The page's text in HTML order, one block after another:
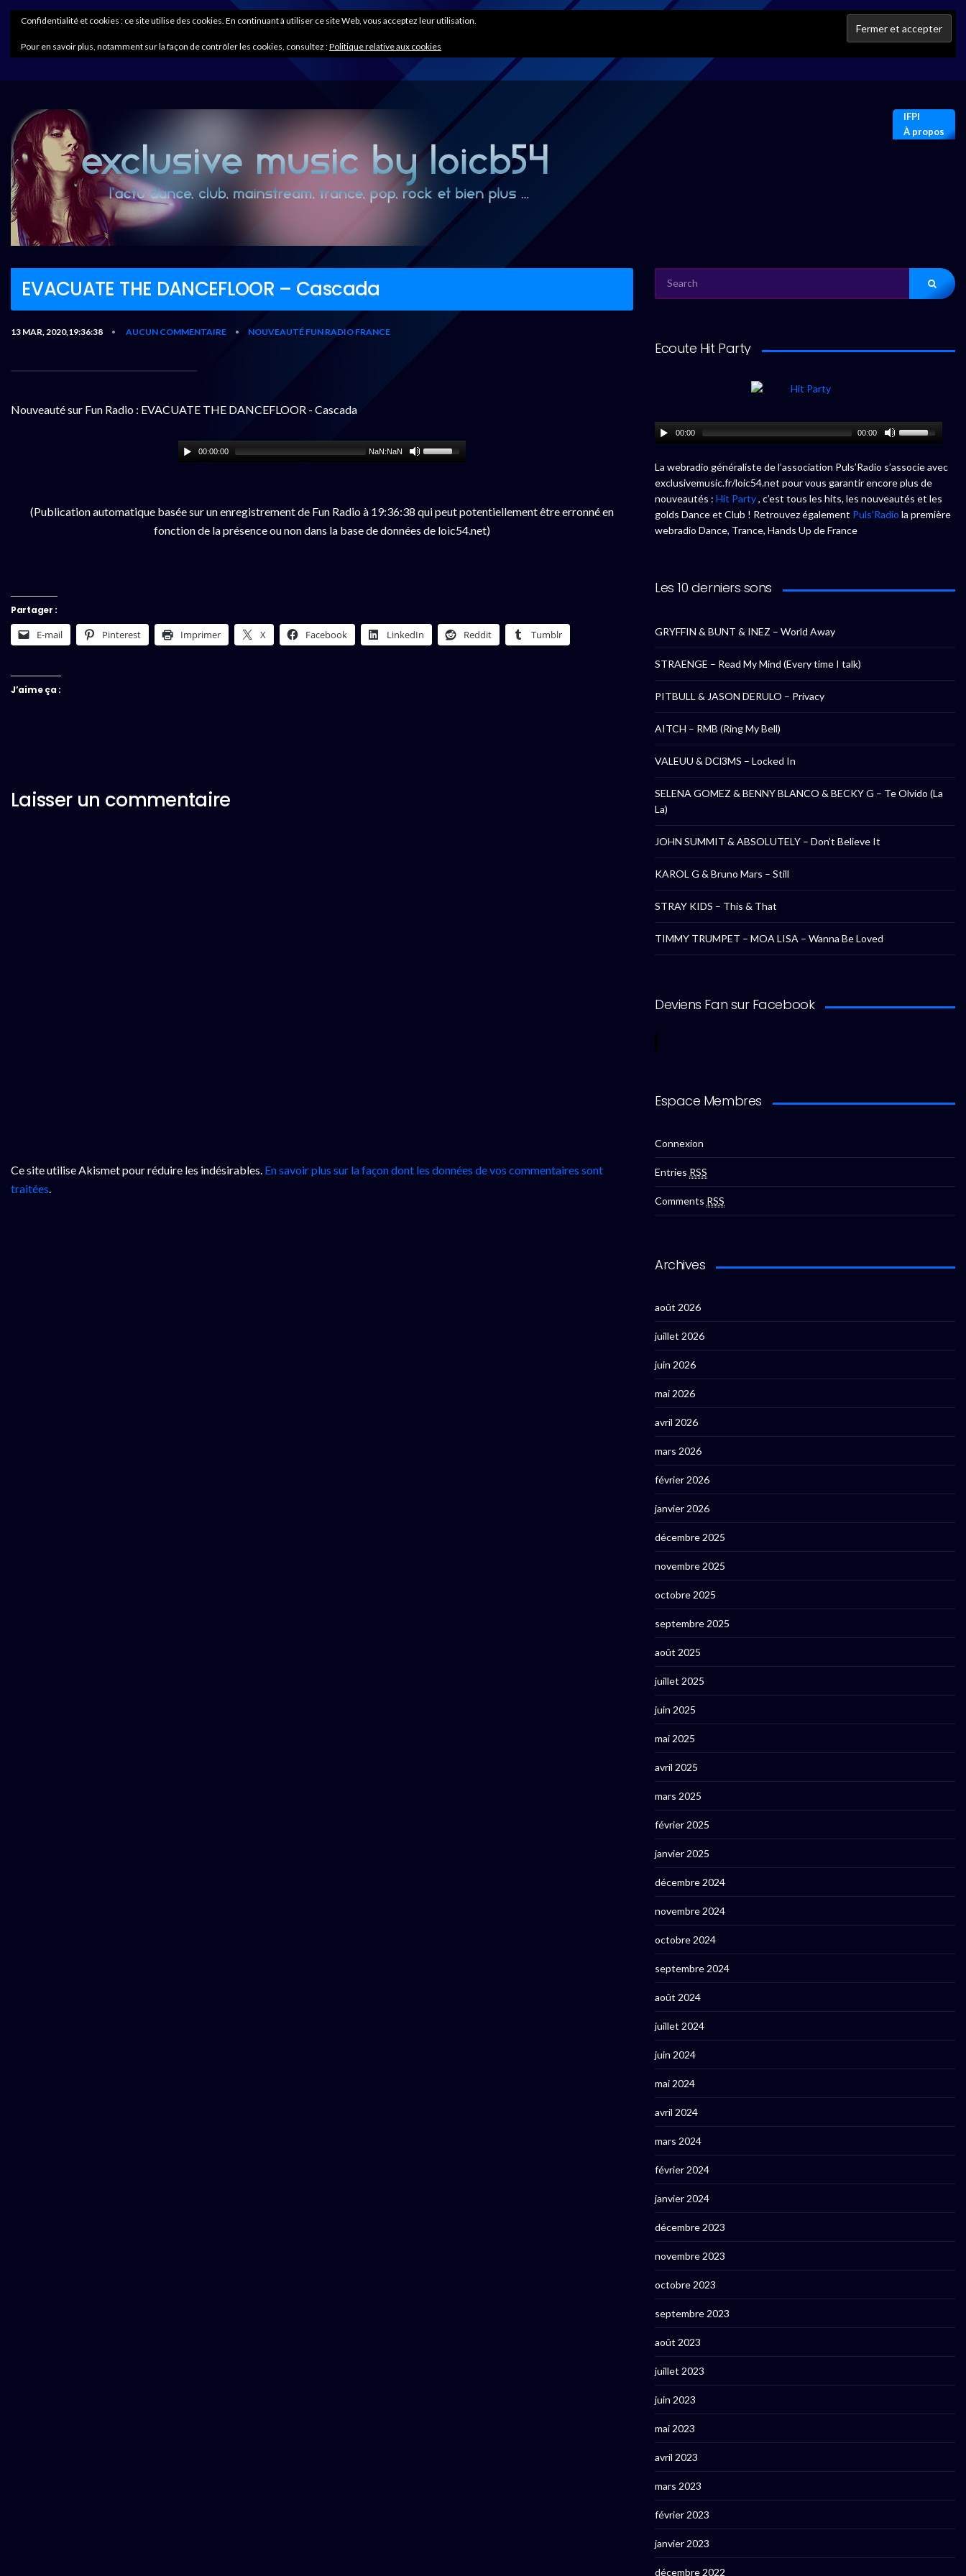
IFPI
À propos
EVACUATE THE DANCEFLOOR – Cascada
13 MAR, 2020,19:36:38 • AUCUN COMMENTAIRE • NOUVEAUTÉ FUN RADIO FRANCE
Nouveauté sur Fun Radio : EVACUATE THE DANCEFLOOR - Cascada
00:00:00 NaN:NaN
(Publication automatique basée sur un enregistrement de Fun Radio à 19:36:38 qui peut potentiellement être erronné en
fonction de la présence ou non dans la base de données de loic54.net)
Partager :
E-mail Pinterest Imprimer X Facebook LinkedIn Reddit Tumblr
J’aime ça :
Laisser un commentaire
Ce site utilise Akismet pour réduire les indésirables. En savoir plus sur la façon dont les données de vos commentaires sont
traitées.
FOR:
Ecoute Hit Party
00:00 00:00
La webradio généraliste de l’association Puls’Radio s’associe avec
exclusivemusic.fr/loic54.net pour vous garantir encore plus de
nouveautés : Hit Party, c’est tous les hits, les nouveautés et les
golds Dance et Club ! Retrouvez également Puls’Radio la première
webradio Dance, Trance, Hands Up de France
Les 10 derniers sons
GRYFFIN & BUNT & INEZ – World Away
STRAENGE – Read My Mind (Every time I talk)
PITBULL & JASON DERULO – Privacy
AITCH – RMB (Ring My Bell)
VALEUU & DCl3MS – Locked In
SELENA GOMEZ & BENNY BLANCO & BECKY G – Te Olvido (La
La)
JOHN SUMMIT & ABSOLUTELY – Don’t Believe It
KAROL G & Bruno Mars – Still
STRAY KIDS – This & That
TIMMY TRUMPET – MOA LISA – Wanna Be Loved
Deviens Fan sur Facebook
Espace Membres
Connexion
Entries RSS
Comments RSS
Archives
août 2026
juillet 2026
juin 2026
mai 2026
avril 2026
mars 2026
février 2026
janvier 2026
décembre 2025
novembre 2025
octobre 2025
septembre 2025
août 2025
juillet 2025
juin 2025
mai 2025
avril 2025
mars 2025
février 2025
janvier 2025
décembre 2024
novembre 2024
octobre 2024
septembre 2024
août 2024
juillet 2024
juin 2024
mai 2024
avril 2024
mars 2024
février 2024
janvier 2024
décembre 2023
novembre 2023
octobre 2023
septembre 2023
août 2023
juillet 2023
juin 2023
mai 2023
avril 2023
mars 2023
février 2023
janvier 2023
décembre 2022
Confidentialité et cookies : ce site utilise des cookies. En continuant à utiliser ce site Web, vous acceptez leur utilisation.
Pour en savoir plus, notamment sur la façon de contrôler les cookies, consultez :Politique relative aux cookies